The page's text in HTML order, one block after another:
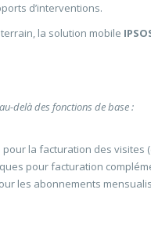
d’interventions.
la solution mobile
delà des fonctions de base :
la facturation des visites
pour facturation
les abonnements